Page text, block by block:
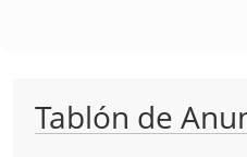
Tablón de